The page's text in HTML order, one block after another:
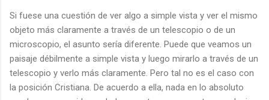
Si fuese una cuestión de ver algo a simple vista y ver el mismo
objeto más claramente a través de un telescopio o de un
microscopio, el asunto sería diferente. Puede que veamos un
paisaje débilmente a simple vista y luego mirarlo a través de un
telescopio y verlo más claramente. Pero tal no es el caso con
la posición Cristiana. De acuerdo a ella, nada en lo absoluto